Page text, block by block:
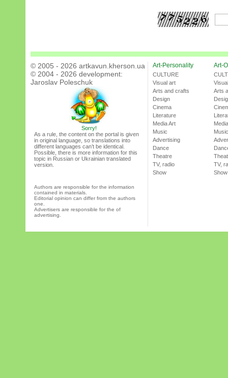
© 2005 - 2026 artkavun.kherson.ua
© 2004 - 2026 development:
Jaroslav Poleschuk
Sorry!
As a rule, the content on the portal is given
in original language, so translations into
different languages can’t be identical.
Possible, there is more information for this
topic in Russian or Ukrainian translated
version.
Authors are responsible for the information
contained in materials.
Editorial opinion can differ from the authors
one.
Advertisers are responsible for the of
advertising.
Art-Personality
CULTURE
Visual art
Arts and crafts
Design
Cinema
Literature
Media Art
Music
Advertising
Dance
Theatre
TV, radio
Show
Art-
Arts
Music
TV,
Show